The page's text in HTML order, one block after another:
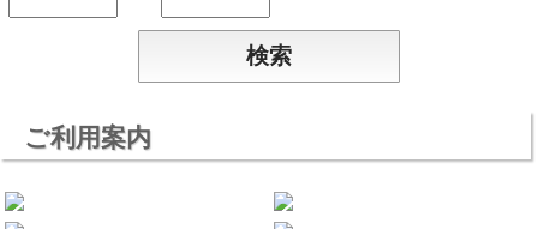
ご利用案内